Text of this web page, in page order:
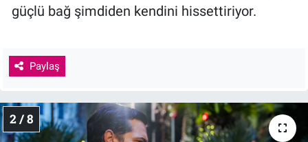
güçlü bağ şimdiden kendini hissettiriyor.
Paylaş
2 / 8